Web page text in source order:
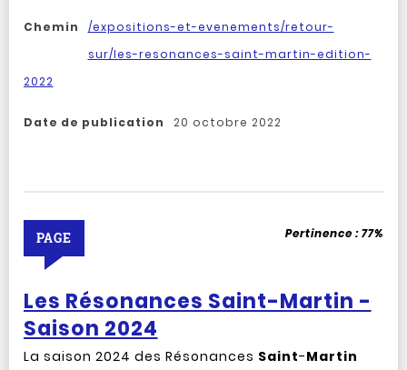
Chemin
/expositions-et-evenements/retour-
sur/les-resonances-saint-martin-edition-
2022
Date de publication 20 octobre 2022
Les Résonances Saint-Martin -
Saison 2024
PAGE Pertinence :77%
La saison 2024 des Résonances Saint-Martin